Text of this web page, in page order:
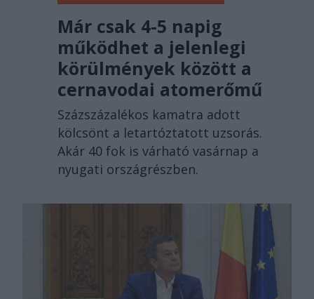
Már csak 4-5 napig
működhet a jelenlegi
körülmények között a
cernavodai atomerőmű
Százszázalékos kamatra adott
kölcsönt a letartóztatott uzsorás.
Akár 40 fok is várható vasárnap a
nyugati országrészben.